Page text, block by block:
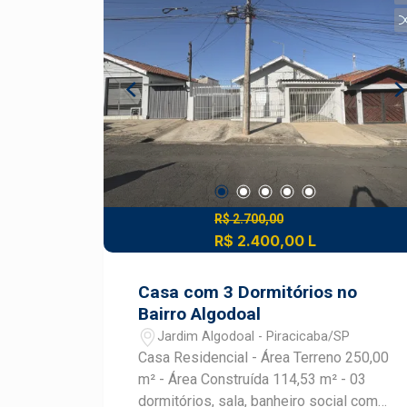
DIFERENCIAIS DO IMÓVEL - Quintal
para momentos de lazer e convivência -
Churrasqueira para confraternizações -
Armários que contribuem para a
organização dos ambientes -
Distribuição funcional para a rotina
residencial - Localização em região
tradicional de Piracicaba LOCALIZAÇÃO
E ACESSO - Localizada na Cidade Alta,
em Piracicaba, região próxima ao
Centro - Acesso facilitado pelas
Salles Oliveira - Entorno com comércio,
supermercados, farmácias, escolas e
serviços - Região com ampla
infraestrutura urbana para as
necessidades do dia a dia - Próxima a
importantes pontos de Piracicaba e
R$ 2.700,00
R$ 2.400,00 L
Casa com 3 Dormitórios no
Bairro Algodoal
Jardim Algodoal - Piracicaba/SP
Casa Residencial - Área Terreno 250,00
m² - Área Construída 114,53 m² - 03
dormitórios, sala, banheiro social com